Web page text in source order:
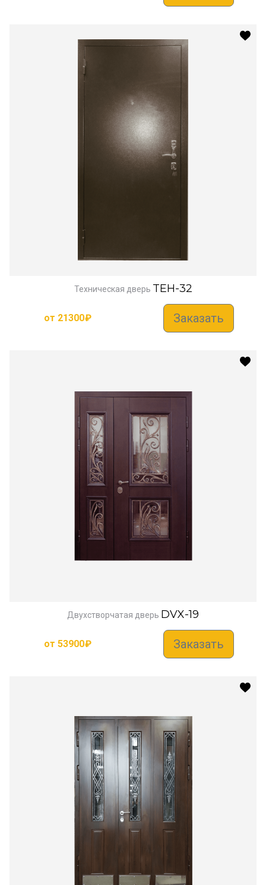
Техническая дверь TEH-32
от 21300₽ Заказать
Двухстворчатая дверь DVX-19
от 53900₽ Заказать